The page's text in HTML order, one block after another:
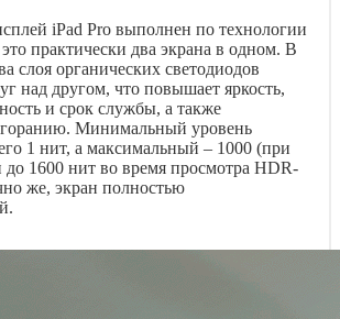
iPad Pro выполнен по технологии
практически два экрана в одном. В
слоя органических светодиодов
над другом, что повышает яркость,
и срок службы, а также
Минимальный уровень
1 нит, а максимальный – 1000 (при
до 1600 нит во время просмотра HDR-
же, экран полностью